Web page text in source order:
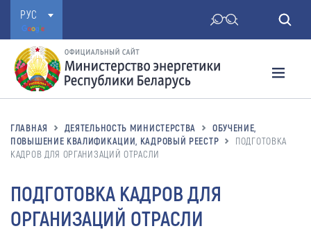
РУС
ГЛАВНАЯ ДЕЯТЕЛЬНОСТЬ МИНИСТЕРСТВА
ОБУЧЕНИЕ,
ПОВЫШЕНИЕ КВАЛИФИКАЦИИ, КАДРОВЫЙ РЕЕСТР
ПОДГОТОВКА
КАДРОВ ДЛЯ ОРГАНИЗАЦИЙ ОТРАСЛИ
ПОДГОТОВКА КАДРОВ ДЛЯ
ОРГАНИЗАЦИЙ ОТРАСЛИ